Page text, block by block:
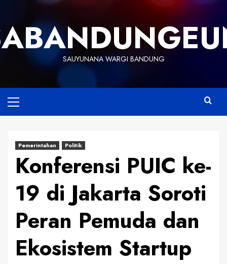
content
SAUYUNANA WARGI BANDUNG
Menu
Pemerintahan Politik
Konferensi PUIC ke-
19 di Jakarta Soroti
Peran Pemuda dan
Ekosistem Startup